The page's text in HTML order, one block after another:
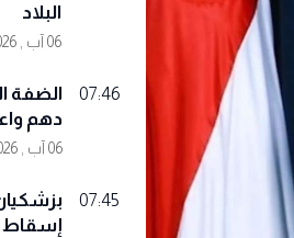
البلاد
06 آب , 2026
07:46
الضفة
دهم
06 آب , 2026
07:45